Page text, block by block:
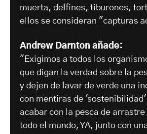
muerta, delfines, tiburones,
ellos se consideran "capturas
Andrew Darnton añade:
"Exigimos a todos los
que digan la verdad sobre la
y dejen de lavar de verde una
con mentiras de
acabar con la pesca de arrastre
todo el mundo, YA, junto con